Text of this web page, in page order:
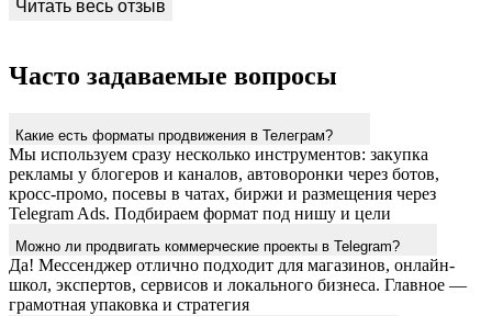
Часто задаваемые вопросы
Какие есть форматы продвижения в Телеграм?
Мы используем сразу несколько инструментов: закупка
рекламы у блогеров и каналов, автоворонки через ботов,
кросс-промо, посевы в чатах, биржи и размещения через
Telegram Ads. Подбираем формат под нишу и цели
Можно ли продвигать коммерческие проекты в Telegram?
Да! Мессенджер отлично подходит для магазинов, онлайн-
школ, экспертов, сервисов и локального бизнеса. Главное —
грамотная упаковка и стратегия